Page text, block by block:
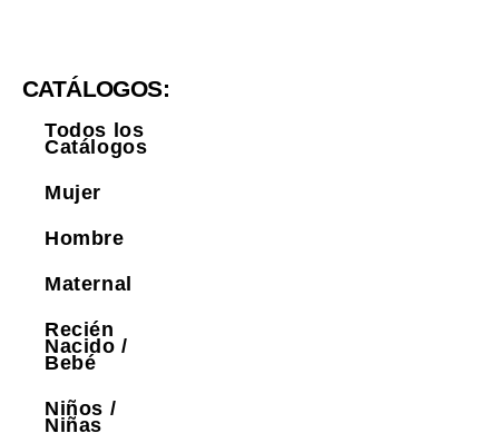
CATÁLOGOS:
Todos los
Catálogos
Mujer
Hombre
Maternal
Recién
Nacido /
Bebé
Niños /
Niñas